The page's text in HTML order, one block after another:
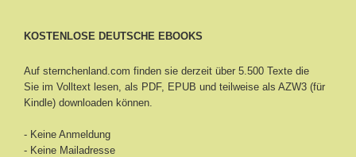
KOSTENLOSE DEUTSCHE EBOOKS
Auf sternchenland.com finden sie derzeit über 5.500 Texte die
Sie im Volltext lesen, als PDF, EPUB und teilweise als AZW3 (für
Kindle) downloaden können.
- Keine Anmeldung
- Keine Mailadresse